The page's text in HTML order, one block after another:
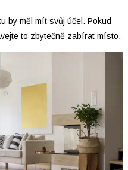
by měl mít svůj účel. Pokud
to zbytečně zabírat místo.